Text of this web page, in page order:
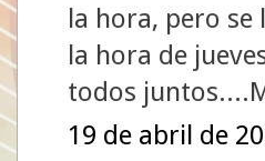
la hora, pero
la hora de
todos
19 de abril de